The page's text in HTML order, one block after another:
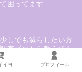
困ってます
しでも減らしたい方
査プロから教えても
法
イヨ プロフィール